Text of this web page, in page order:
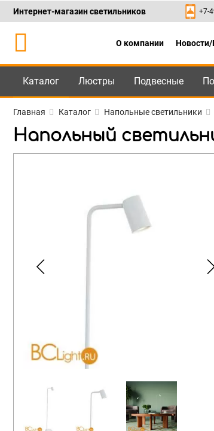
Каталог
Интернет-магазин светильников +7-
О компании Новости/
Каталог Люстры Подвесные
Главная Каталог Напольные светильники
Напольный